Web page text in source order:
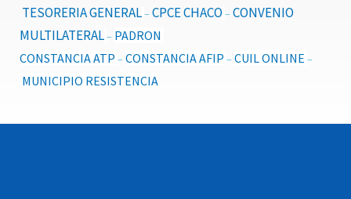
TESORERIA GENERAL– CPCE CHACO – CONVENIO
MULTILATERAL– PADRON
CONSTANCIA ATP – CONSTANCIA AFIP – CUIL ONLINE –
MUNICIPIO RESISTENCIA